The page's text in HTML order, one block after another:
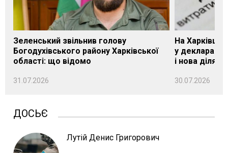
Зеленський звільнив голову
Богодухівського району Харківської
області: що відомо
31.07.2026
На
у декларації
і нова
30.07.2026
ДОСЬЄ
Лутій Денис Григорович